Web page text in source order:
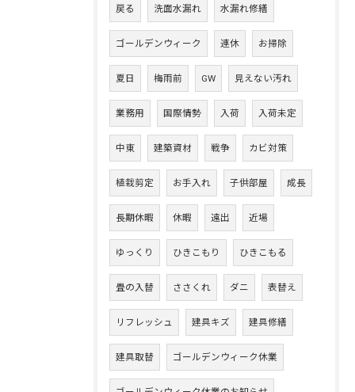
戻る 洗面水漏れ 水漏れ修繕
ゴールデンウィーク 連休 お掃除
夏日 梅雨前 GW 見えない汚れ
業務用 国際情勢 入荷 入荷未定
中東 建築資材 戦争 カビ対策
植栽剪定 お手入れ 子供部屋 成長
長期休暇 休暇 遠出 近場
ゆっくり ひきこもり ひきこもる
畳の入替 ささくれ ダニ 表替え
リフレッシュ 建具キズ 建具修繕
建具取替 ゴールデンウィーク休業